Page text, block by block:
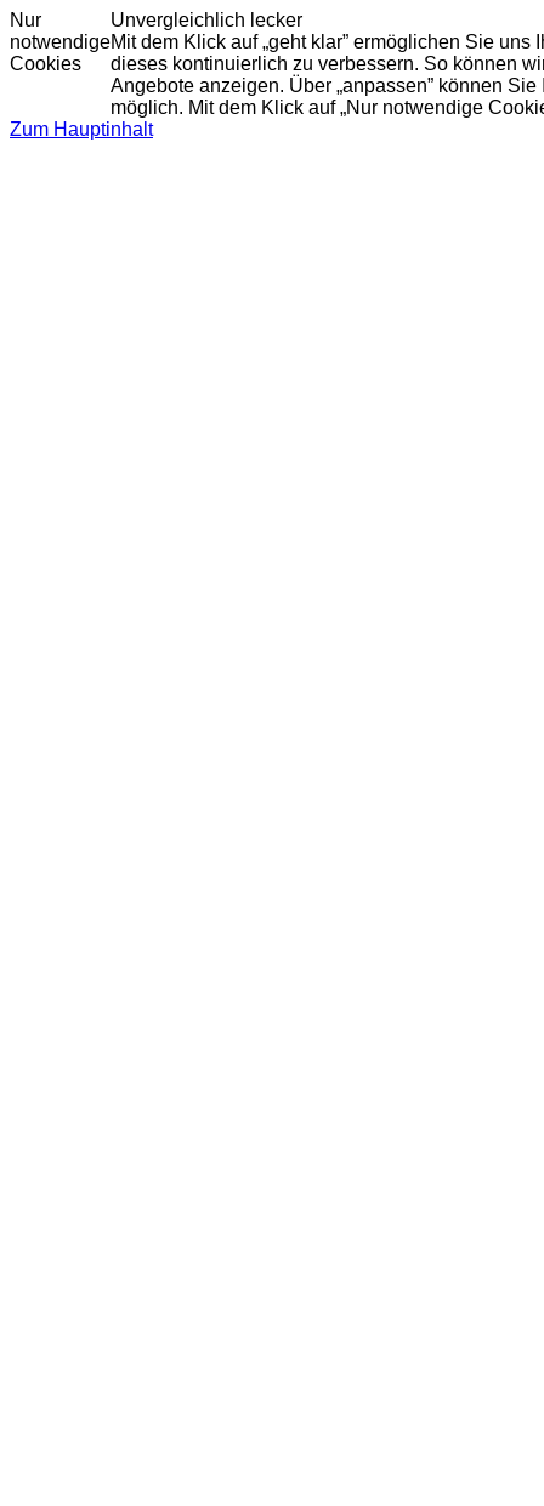
Nur
notwendige
Cookies
Unvergleichlich lecker
Mit dem Klick auf „geht klar” ermöglichen Sie
dieses kontinuierlich zu verbessern. So können
Angebote anzeigen. Über „anpassen” können
möglich. Mit dem Klick auf „Nur notwendige
Zum Hauptinhalt